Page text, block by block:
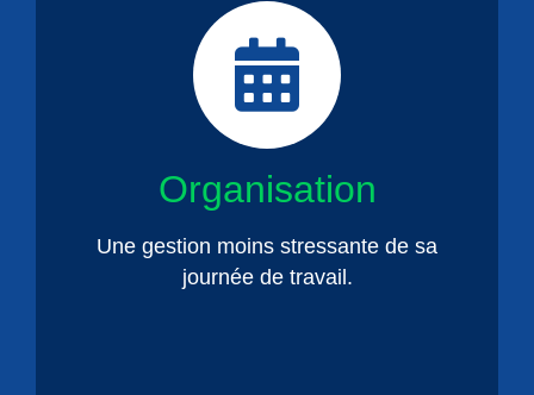
Organisation
Une gestion moins stressante de sa
journée de travail.